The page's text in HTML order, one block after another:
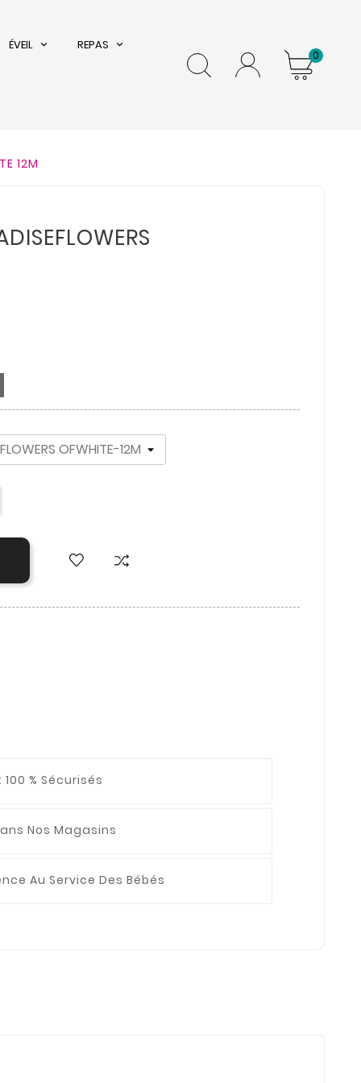
ÉVEIL REPAS
0
12M
100 % Sécurisés
Nos Magasins
Au Service Des Bébés